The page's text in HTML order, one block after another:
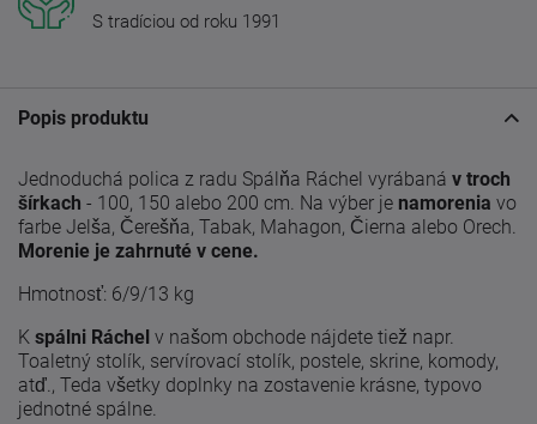
S tradíciou od roku 1991
Popis produktu
Jednoduchá polica z radu Spálňa Ráchel vyrábaná v troch
šírkach - 100, 150 alebo 200 cm. Na výber je namorenia vo
farbe Jelša, Čerešňa, Tabak, Mahagon, Čierna alebo Orech.
Morenie je zahrnuté v cene.
Hmotnosť: 6/9/13 kg
K spálni Ráchel v našom obchode nájdete tiež napr.
Toaletný stolík, servírovací stolík, postele, skrine, komody,
atď., Teda všetky doplnky na zostavenie krásne, typovo
jednotné spálne.